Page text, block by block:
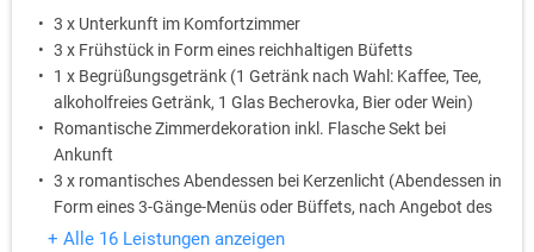
3 x Unterkunft im Komfortzimmer
3 x Frühstück in Form eines reichhaltigen Büfetts
1 x Begrüßungsgetränk (1 Getränk nach Wahl: Kaffee, Tee,
alkoholfreies Getränk, 1 Glas Becherovka, Bier oder Wein)
Romantische Zimmerdekoration inkl. Flasche Sekt bei
Ankunft
3 x romantisches Abendessen bei Kerzenlicht (Abendessen in
Form eines 3-Gänge-Menüs oder Büffets, nach Angebot des
Chefkochs) inkl. Flasche Hauswein (eine Flasche pro Paar)
+ Alle 16 Leistungen anzeigen